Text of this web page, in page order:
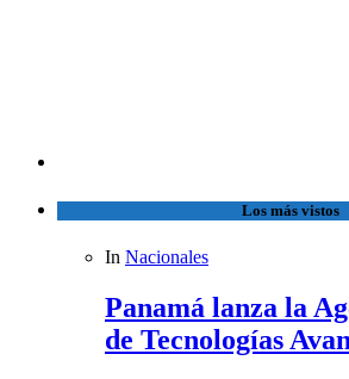
Los más vistos
In Nacionales
Panamá lanza la
de Tecnologías